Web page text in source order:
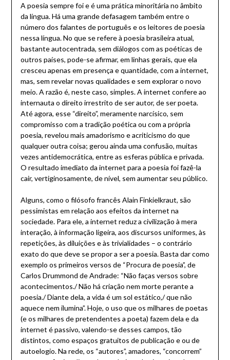
A poesia sempre foi e é uma prática minoritária no âmbito
da língua. Há uma grande defasagem também entre o
número dos falantes de português e os leitores de poesia
nessa língua. No que se refere à poesia brasileira atual,
bastante autocentrada, sem diálogos com as poéticas de
outros países, pode-se afirmar, em linhas gerais, que ela
cresceu apenas em presença e quantidade, com a internet,
mas, sem revelar novas qualidades e sem explorar o novo
meio. A razão é, neste caso, simples. A internet confere ao
internauta o direito irrestrito de ser autor, de ser poeta.
Até agora, esse “direito”, meramente narcísico, sem
compromisso com a tradição poética ou com a própria
poesia, revelou mais amadorismo e acriticismo do que
qualquer outra coisa; gerou ainda uma confusão, muitas
vezes antidemocrática, entre as esferas pública e privada.
O resultado imediato da internet para a poesia foi fazê-la
cair, vertiginosamente, de nível, sem aumentar seu público.
Alguns, como o filósofo francês Alain Finkielkraut, são
pessimistas em relação aos efeitos da internet na
sociedade. Para ele, a internet reduz a civilização à mera
interação, à informação ligeira, aos discursos uniformes, às
repetições, às diluições e às trivialidades – o contrário
exato do que deve se propor a ser a poesia. Basta dar como
exemplo os primeiros versos de “Procura de poesia”, de
Carlos Drummond de Andrade: “Não faças versos sobre
acontecimentos./ Não há criação nem morte perante a
poesia./ Diante dela, a vida é um sol estático,/ que não
aquece nem ilumina”. Hoje, o uso que os milhares de poetas
(e os milhares de pretendentes a poeta) fazem dela e da
internet é passivo, valendo-se desses campos, tão
distintos, como espaços gratuitos de publicação e ou de
autoelogio. Na rede, os “autores”, amadores, “concorrem”